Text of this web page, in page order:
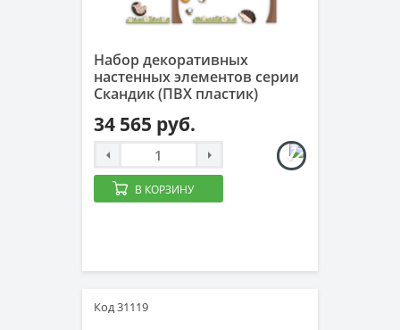
Набор декоративных
настенных элементов серии
Скандик (ПВХ пластик)
34 565 руб.
В КОРЗИНУ
Код 31119